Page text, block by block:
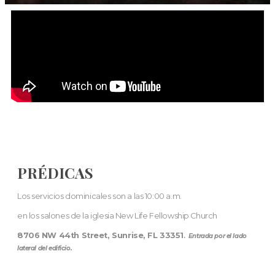
PRÉDICAS
Los servicios dominicales son a las 10:00 a.m.
en los salones de la iglesia New Life Fellowship Church
8706 NW 44th Street, Sunrise, FL 33351. Entrada por el lado
lateral del edificio.